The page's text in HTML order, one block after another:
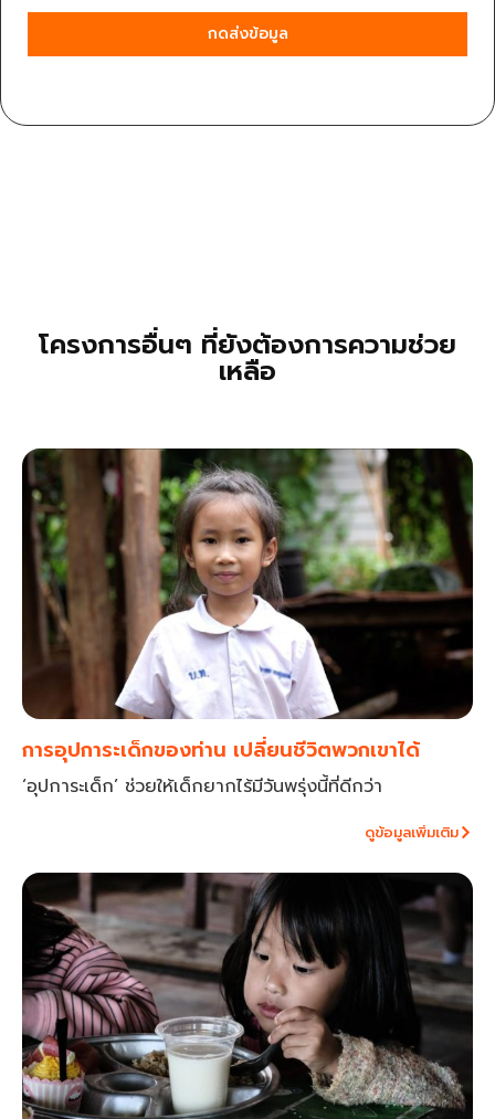
กดส่งข้อมูล
โครงการอื่นๆ ที่ยังต้องการความช่วย
เหลือ
การอุปการะเด็กของท่าน เปลี่ยนชีวิตพวกเขาได้
‘อุปการะเด็ก’ ช่วยให้เด็กยากไร้มีวันพรุ่งนี้ที่ดีกว่า
ดูข้อมูลเพิ่มเติม